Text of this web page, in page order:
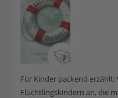
Für Kinder packend
Flüchtlingskindern an, die